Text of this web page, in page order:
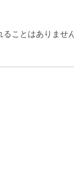
ことはありません